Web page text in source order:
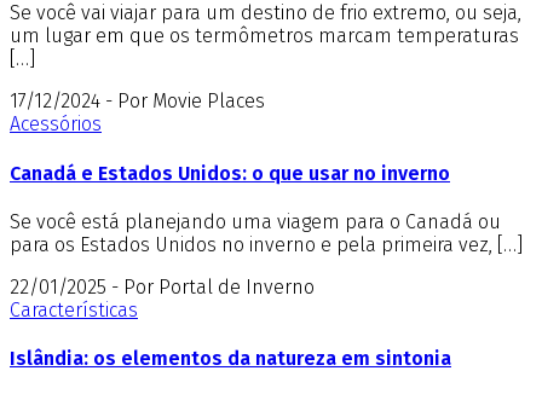
Se você vai viajar para um destino de frio extremo, ou seja,
um lugar em que os termômetros marcam temperaturas
[…]
17/12/2024 - Por Movie Places
Acessórios
Canadá e Estados Unidos: o que usar no inverno
Se você está planejando uma viagem para o Canadá ou
para os Estados Unidos no inverno e pela primeira vez, […]
22/01/2025 - Por Portal de Inverno
Características
Islândia: os elementos da natureza em sintonia